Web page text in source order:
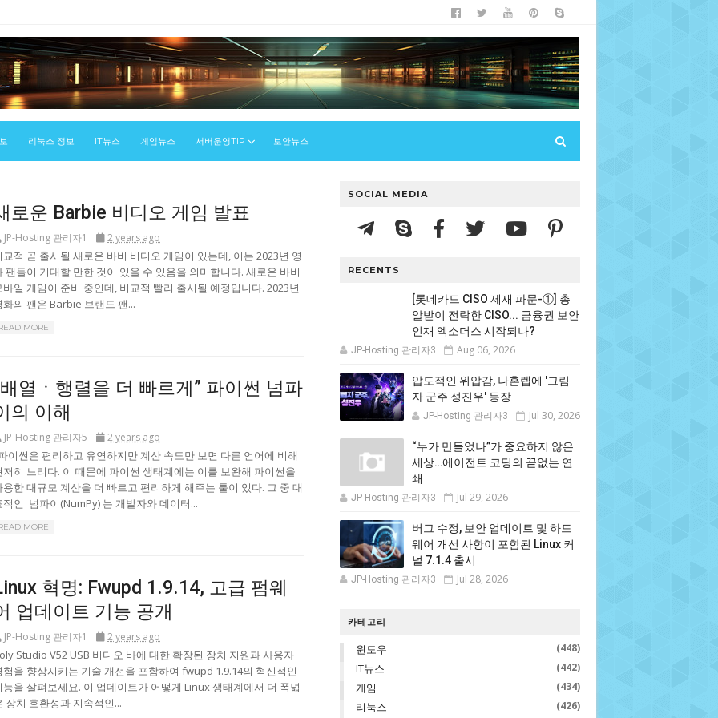
리눅스 정보 IT뉴스 게임뉴스 서버운영TIP 보안뉴스
로운 Barbie 비디오 게임 발표
JP-Hosting 관리자1 2 years ago
교적 곧 출시될 새로운 바비 비디오 게임이 있는데, 이는 2023년 영
팬들이 기대할 만한 것이 있을 수 있음을 의미합니다. 새로운 바비
바일 게임이 준비 중인데, 비교적 빨리 출시될 예정입니다. 2023년
화의 팬은 Barbie 브랜드 팬...
MORE
열ㆍ행렬을 더 빠르게” 파이썬 넘파
의 이해
JP-Hosting 관리자5 2 years ago
이썬은 편리하고 유연하지만 계산 속도만 보면 다른 언어에 비해
저히 느리다. 이 때문에 파이썬 생태계에는 이를 보완해 파이썬을
용한 대규모 계산을 더 빠르고 편리하게 해주는 툴이 있다. 그 중 대
적인 넘파이(NumPy) 는 개발자와 데이터...
MORE
혁명: Fwupd 1.9.14, 고급 펌웨
업데이트 기능 공개
JP-Hosting 관리자1 2 years ago
Studio V52 USB 비디오 바에 대한 확장된 장치 지원과 사용자
험을 향상시키는 기술 개선을 포함하여 fwupd 1.9.14의 혁신적인
능을 살펴보세요. 이 업데이트가 어떻게 Linux 생태계에서 더 폭넓
장치 호환성과 지속적인...
SOCIAL MEDIA
RECENTS
[롯데카드 CISO 제재 파문-①] 총
알받이 전락한 CISO... 금융권 보안
인재 엑소더스 시작되나?
JP-Hosting 관리자3 Aug 06, 2026
압도적인 위압감, 나혼렙에 '그림
자 군주 성진우' 등장
JP-Hosting 관리자3 Jul 30, 2026
“누가 만들었나”가 중요하지 않은
세상…에이전트 코딩의 끝없는 연
쇄
JP-Hosting 관리자3 Jul 29, 2026
버그 수정, 보안 업데이트 및 하드
웨어 개선 사항이 포함된 Linux 커
널 7.1.4 출시
JP-Hosting 관리자3 Jul 28, 2026
카테고리
윈도우 (448)
IT뉴스 (442)
게임 (434)
리눅스 (426)